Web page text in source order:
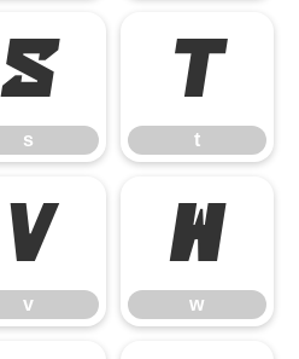
s
s
t
t
v
v
w
w